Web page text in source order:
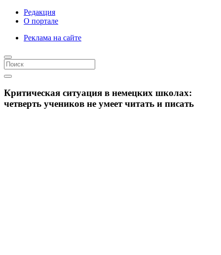
Редакция
О портале
Реклама на сайте
Критическая ситуация в немецких школах:
четверть учеников не умеет читать и писать